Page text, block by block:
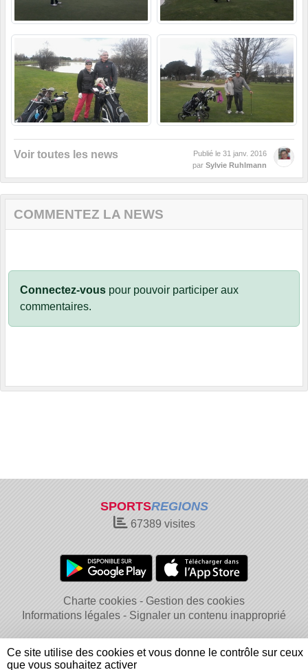
Voir toutes les news Publié le 31 janv. 2016
par Sylvie Ruhlmann
COMMENTEZ LA NEWS
Connectez-vous pour pouvoir participer aux
commentaires.
SPORTSREGIONS
67389 visites
Charte cookies
Gestion des cookies
Informations légales
Signaler un contenu inapproprié
Ce site utilise des cookies et vous donne le contrôle sur ceux
que vous souhaitez activer